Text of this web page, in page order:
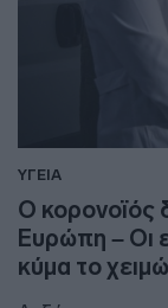
ΥΓΕΙΑ
Ο κορονοϊός
Ευρώπη – Οι
κύμα το